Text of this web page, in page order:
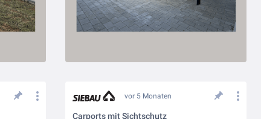
vor 5 Monaten
Carports mit Sichtschutz